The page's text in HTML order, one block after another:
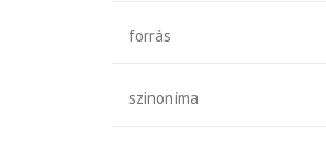
forrás
szinoníma